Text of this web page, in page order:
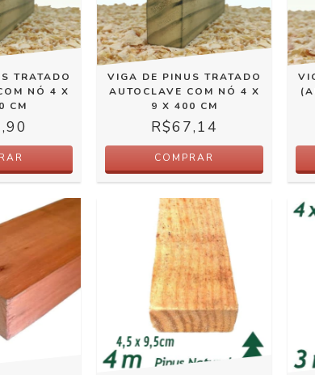
TRATADO
NÓ 4 X
CM
VIGA DE PINUS TRATADO
AUTOCLAVE COM NÓ 4 X
9 X 400 CM
R$67,14
COMPRAR